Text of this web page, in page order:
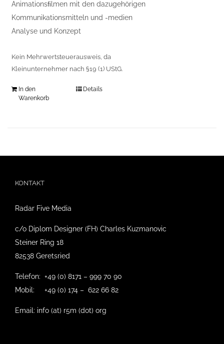
Animationsﬁlmen mit den dazugehörigen
Kommunikationsmitteln und -medien
Analyse und Konzept
Kein Mehrwertsteuerausweis, da
Kleinunternehmer nach §19 (1) UStG.
In den
Warenkorb
Details
KONTAKT
Radar Five Media
c/o Diplom Designer (FH) Charles Kuzmanovic
Steiner Ring 18
82538 Geretsried
Telefon: +49 (0) 8171 – 999 70 90
Mobil: +49 (0) 174 – 622 66 82
Email: info (at) r5m (dot) org